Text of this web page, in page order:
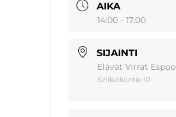
AIKA
14:00 - 17:00
SIJAINTI
Elävät Virrat Espoo
Sinikalliontie 10